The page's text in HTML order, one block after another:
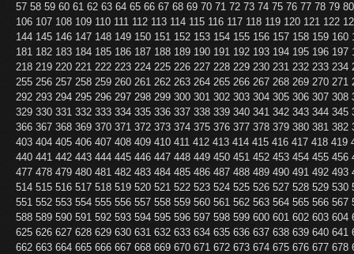
57 58 59 60 61 62 63 64 65 66 67 68 69 70 71 72 73 74 75 76 77 78 79
106 107 108 109 110 111 112 113 114 115 116 117 118 119 120 121 122
144 145 146 147 148 149 150 151 152 153 154 155 156 157 158 159 160
181 182 183 184 185 186 187 188 189 190 191 192 193 194 195 196 197
218 219 220 221 222 223 224 225 226 227 228 229 230 231 232 233 234
255 256 257 258 259 260 261 262 263 264 265 266 267 268 269 270 271
292 293 294 295 296 297 298 299 300 301 302 303 304 305 306 307 308
329 330 331 332 333 334 335 336 337 338 339 340 341 342 343 344 345
366 367 368 369 370 371 372 373 374 375 376 377 378 379 380 381 382
403 404 405 406 407 408 409 410 411 412 413 414 415 416 417 418 419
440 441 442 443 444 445 446 447 448 449 450 451 452 453 454 455 456
477 478 479 480 481 482 483 484 485 486 487 488 489 490 491 492 493
514 515 516 517 518 519 520 521 522 523 524 525 526 527 528 529 530
551 552 553 554 555 556 557 558 559 560 561 562 563 564 565 566 567
588 589 590 591 592 593 594 595 596 597 598 599 600 601 602 603 604
625 626 627 628 629 630 631 632 633 634 635 636 637 638 639 640 641
662 663 664 665 666 667 668 669 670 671 672 673 674 675 676 677 678